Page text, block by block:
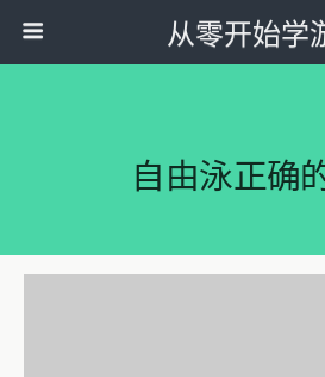
从零开始学
自由泳正确